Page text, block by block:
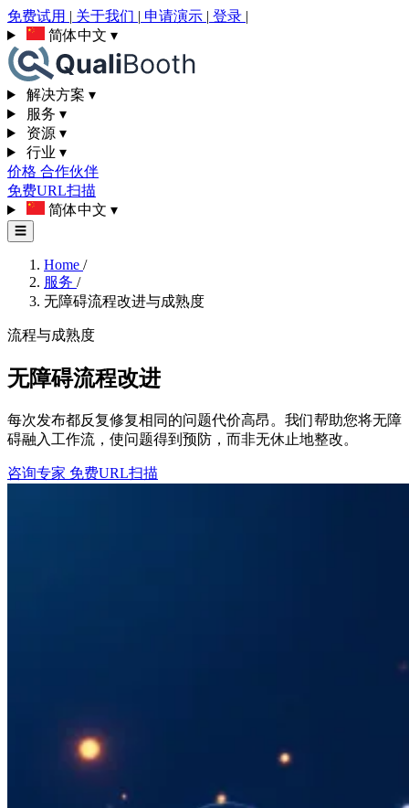
免费试用 | 关于我们 | 申请演示 | 登录 |
简体中文 ▾
解决方案 ▾
服务 ▾
资源 ▾
行业 ▾
价格 合作伙伴
免费URL扫描
简体中文 ▾
☰
Home /
服务 /
无障碍流程改进与成熟度
流程与成熟度
无障碍流程改进
每次发布都反复修复相同的问题代价高昂。我们帮助您将无障
碍融入工作流，使问题得到预防，而非无休止地整改。
咨询专家 免费URL扫描